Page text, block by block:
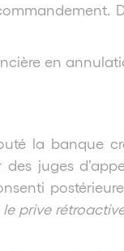
en
la banque
juges
prive